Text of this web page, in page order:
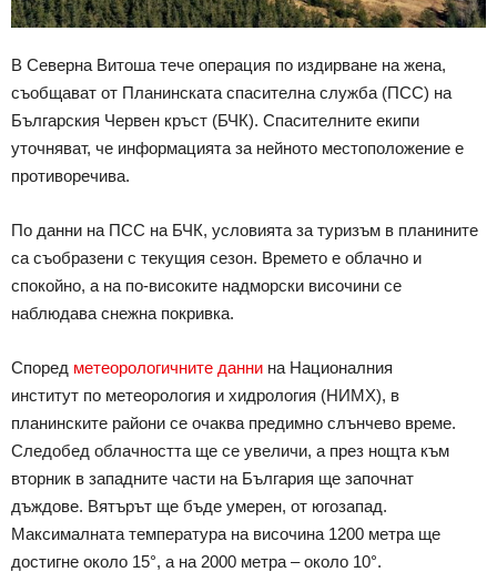
В Северна Витоша тече операция по издирване на жена,
съобщават от Планинската спасителна служба (ПСС) на
Българския Червен кръст (БЧК). Спасителните екипи
уточняват, че информацията за нейното местоположение е
противоречива.
По данни на ПСС на БЧК, условията за туризъм в планините
са съобразени с текущия сезон. Времето е облачно и
спокойно, а на по-високите надморски височини се
наблюдава снежна покривка.
Според метеорологичните данни на Националния
институт по метеорология и хидрология (НИМХ), в
планинските райони се очаква предимно слънчево време.
Следобед облачността ще се увеличи, а през нощта към
вторник в западните части на България ще започнат
дъждове. Вятърът ще бъде умерен, от югозапад.
Максималната температура на височина 1200 метра ще
достигне около 15°, а на 2000 метра – около 10°.